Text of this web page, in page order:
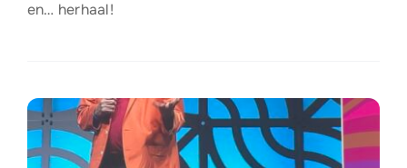
en… herhaal!